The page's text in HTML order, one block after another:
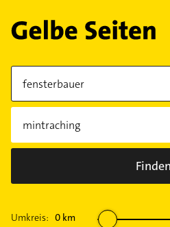
Finden
Umkreis: 0 km